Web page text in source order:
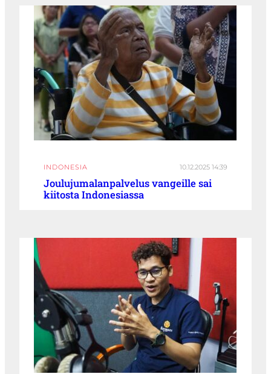
INDONESIA 10.12.2025 14:39
Joulujumalanpalvelus vangeille sai
kiitosta Indonesiassa